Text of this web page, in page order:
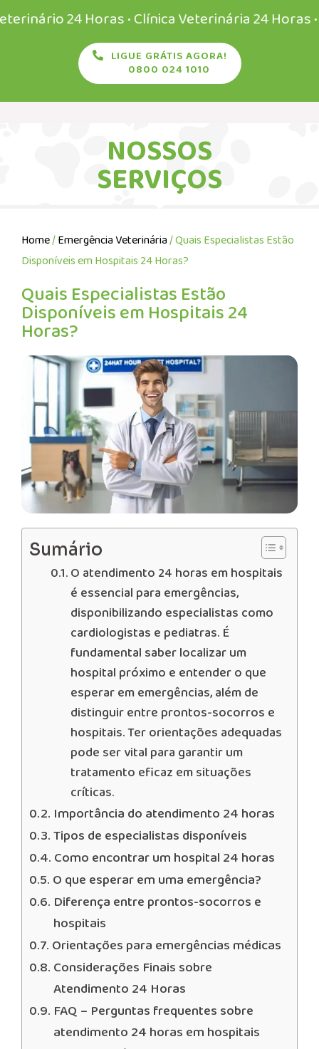
24 Horas • Clínica Veterinária 24 Horas •
LIGUE GRÁTIS AGORA!
0800 024 1010
NOSSOS
SERVIÇOS
Home/Emergência Veterinária/ Quais Especialistas Estão
Disponíveis em Hospitais 24 Horas?
Quais Especialistas Estão
Disponíveis em Hospitais 24
Horas?
Sumário
O atendimento 24 horas em hospitais
é essencial para emergências,
disponibilizando especialistas como
cardiologistas e pediatras. É
fundamental saber localizar um
hospital próximo e entender o que
esperar em emergências, além de
distinguir entre prontos-socorros e
hospitais. Ter orientações adequadas
pode ser vital para garantir um
tratamento eficaz em situações
críticas.
Importância do atendimento 24 horas
Tipos de especialistas disponíveis
Como encontrar um hospital 24 horas
O que esperar em uma emergência?
Diferença entre prontos-socorros e
hospitais
Orientações para emergências médicas
Considerações Finais sobre
Atendimento 24 Horas
FAQ – Perguntas frequentes sobre
atendimento 24 horas em hospitais